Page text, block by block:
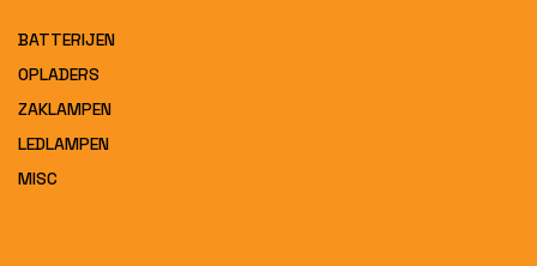
BATTERIJEN
OPLADERS
ZAKLAMPEN
LEDLAMPEN
MISC